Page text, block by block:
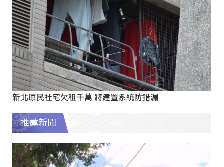
新北原民社宅欠租千萬 將建置系統防錯漏
推薦新聞